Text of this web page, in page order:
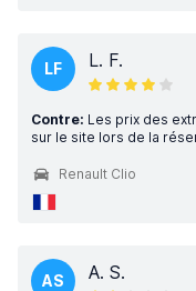
LF L. F.
Contre: Les prix des
sur le site lors de la
Renault Clio
AS A. S.